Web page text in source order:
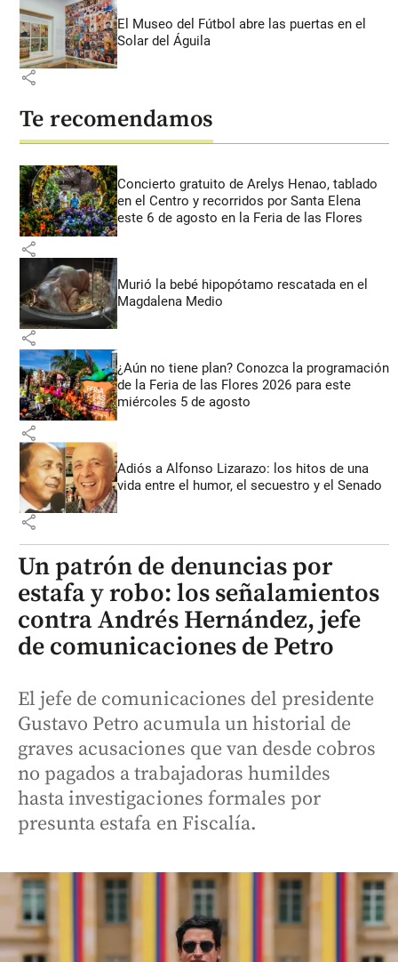
El Museo del Fútbol abre las puertas en el
Solar del Águila
share
Te recomendamos
Concierto gratuito de Arelys Henao, tablado
en el Centro y recorridos por Santa Elena
este 6 de agosto en la Feria de las Flores
share
Murió la bebé hipopótamo rescatada en el
Magdalena Medio
share
¿Aún no tiene plan? Conozca la programación
de la Feria de las Flores 2026 para este
miércoles 5 de agosto
share
Adiós a Alfonso Lizarazo: los hitos de una
vida entre el humor, el secuestro y el Senado
share
Un patrón de denuncias por
estafa y robo: los señalamientos
contra Andrés Hernández, jefe
de comunicaciones de Petro
El jefe de comunicaciones del presidente
Gustavo Petro acumula un historial de
graves acusaciones que van desde cobros
no pagados a trabajadoras humildes
hasta investigaciones formales por
presunta estafa en Fiscalía.